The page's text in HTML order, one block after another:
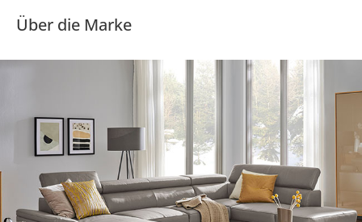
Über die Marke